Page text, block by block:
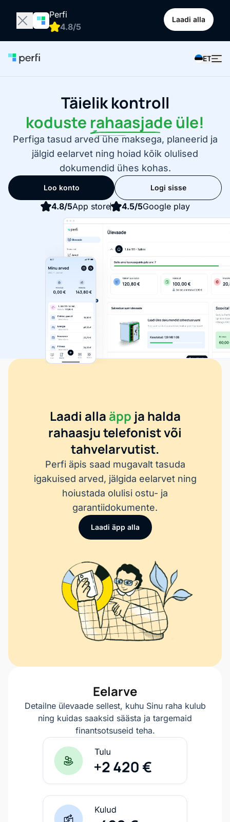
Perfi
4.8/5
Laadi alla
ET
Täielik kontroll
koduste rahaasjadeüle!
Perfiga tasud arved ühe maksega, planeerid ja
jälgid eelarvet ning hoiad kõik olulised
dokumendid ühes kohas.
Loo konto Logi sisse
4.8/5App store 4.5/5Google play
Laadi alla äpp ja halda
rahaasju telefonist või
tahvelarvutist.
Perfi äpis saad mugavalt tasuda
igakuised arved, jälgida eelarvet ning
hoiustada olulisi ostu- ja
garantiidokumente.
Laadi äpp alla
Eelarve
Detailne ülevaade sellest, kuhu Sinu raha kulub
ning kuidas saaksid säästa ja targemaid
finantsotsuseid teha.